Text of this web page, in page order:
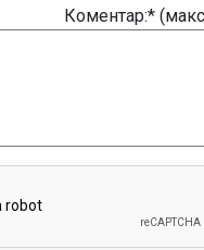
Коментар:*